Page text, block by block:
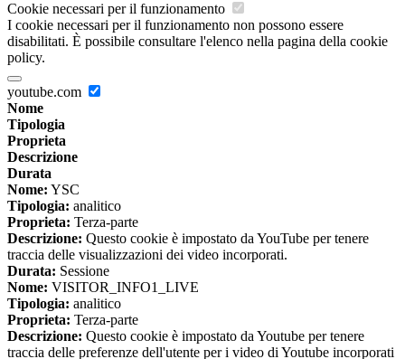
Cookie necessari per il funzionamento
I cookie necessari per il funzionamento non possono essere
disabilitati. È possibile consultare l'elenco nella pagina della cookie
policy.
youtube.com
Nome
Tipologia
Proprieta
Descrizione
Durata
Nome: YSC
Tipologia: analitico
Proprieta: Terza-parte
Descrizione: Questo cookie è impostato da YouTube per tenere
traccia delle visualizzazioni dei video incorporati.
Durata: Sessione
Nome: VISITOR_INFO1_LIVE
Tipologia: analitico
Proprieta: Terza-parte
Descrizione: Questo cookie è impostato da Youtube per tenere
traccia delle preferenze dell'utente per i video di Youtube incorporati